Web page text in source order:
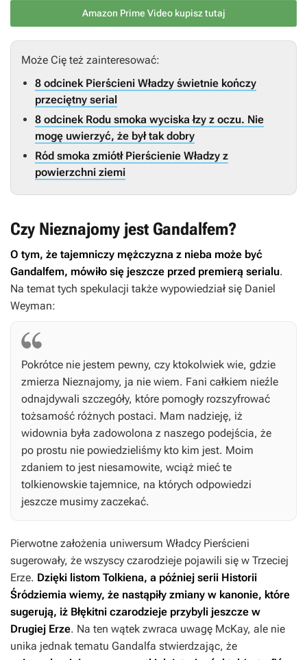
Amazon Prime Video kupisz tutaj
Może Cię też zainteresować:
8 odcinek Pierścieni Władzy świetnie kończy
przeciętny serial
8 odcinek Rodu smoka wyciska łzy z oczu. Nie
mogę uwierzyć, że był tak dobry
Ród smoka zmiótł Pierścienie Władzy z
powierzchni ziemi
Czy Nieznajomy jest Gandalfem?
O tym, że tajemniczy mężczyzna z nieba może być
Gandalfem, mówiło się jeszcze przed premierą serialu.
Na temat tych spekulacji także wypowiedział się Daniel
Weyman:
Pokrótce nie jestem pewny, czy ktokolwiek wie, gdzie
zmierza Nieznajomy, ja nie wiem. Fani całkiem nieźle
odnajdywali szczegóły, które pomogły rozszyfrować
tożsamość różnych postaci. Mam nadzieję, iż
widownia była zadowolona z naszego podejścia, że
po prostu nie powiedzieliśmy kto kim jest. Moim
zdaniem to jest niesamowite, wciąż mieć te
tolkienowskie tajemnice, na których odpowiedzi
jeszcze musimy zaczekać.
Pierwotne założenia uniwersum Władcy Pierścieni
sugerowały, że wszyscy czarodzieje pojawili się w Trzeciej
Erze. Dzięki listom Tolkiena, a później serii Historii
Śródziemia wiemy, że nastąpiły zmiany w kanonie, które
sugerują, iż Błękitni czarodzieje przybyli jeszcze w
Drugiej Erze. Na ten wątek zwraca uwagę McKay, ale nie
unika jednak tematu Gandalfa stwierdzając, że